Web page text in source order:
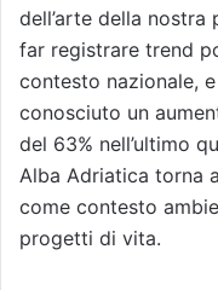
dell’arte della
far registrare trend
contesto nazionale,
conosciuto un
del 63% nell’ultimo
Alba Adriatica torna
come contesto
progetti di vita.